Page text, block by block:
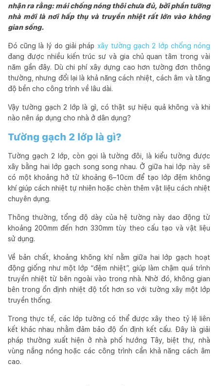
nhận ra rằng: mái chống nóng thôi chưa đủ, bởi phần tường
nhà mới là nơi hấp thụ và truyền nhiệt rất lớn vào không
gian sống.
Đó cũng là lý do giải pháp xây tường gạch 2 lớp chống nóng
đang được nhiều kiến trúc sư và gia chủ quan tâm trong vài
năm gần đây. Dù chi phí xây dựng cao hơn tường đơn thông
thường, nhưng đổi lại là khả năng cách nhiệt, cách âm và tăng
độ bền cho công trình về lâu dài.
Vậy tường gạch 2 lớp là gì, có thật sự hiệu quả không và khi
nào nên áp dụng cho nhà ở dân dụng?
Tường gạch 2 lớp là gì?
Tường gạch 2 lớp, còn gọi là tường đôi, là kiểu tường được
xây bằng hai lớp gạch song song nhau. Ở giữa hai lớp này sẽ
có một khoảng hở từ khoảng 6–10cm để tạo lớp đệm không
khí giúp cách nhiệt tự nhiên hoặc chèn thêm vật liệu cách nhiệt
chuyên dụng.
Thông thường, tổng độ dày của hệ tường này dao động từ
khoảng 200mm đến hơn 330mm tùy theo cấu tạo và vật liệu
sử dụng.
Về bản chất, khoảng không khí nằm giữa hai lớp gạch hoạt
động giống như một lớp “đệm nhiệt”, giúp làm chậm quá trình
truyền nhiệt từ bên ngoài vào trong nhà. Nhờ đó, không gian
bên trong ổn định nhiệt độ tốt hơn so với tường xây một lớp
truyền thống.
Trong thực tế, các lớp tường có thể được xây theo tỷ lệ liên
kết khác nhau nhằm đảm bảo độ ổn định kết cấu. Đây là giải
pháp thường xuất hiện ở nhà phố hướng Tây, biệt thự, nhà
vùng nắng nóng hoặc các công trình cần khả năng cách âm
cao.